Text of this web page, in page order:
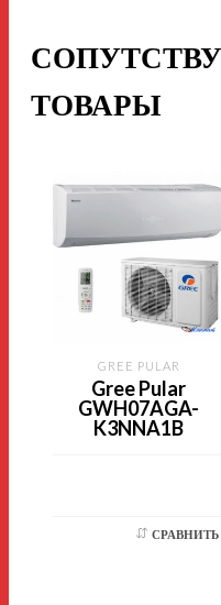
ТОВАРЫ
GREE PULAR
Gree Pular
GWH07AGA-
K3NNA1B
СРАВНИТЬ